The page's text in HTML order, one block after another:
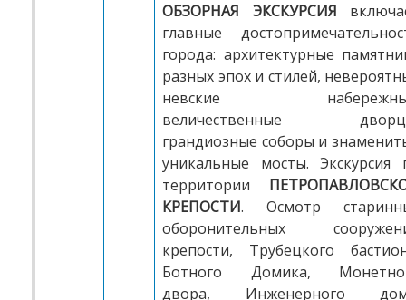
ОБЗОРНАЯ ЭКСКУРСИЯ
главные
города: архитектурные
разных эпох и стилей,
невские
величественные
грандиозные соборы и
уникальные мосты. Экскурсия
территории
КРЕПОСТИ. Осмотр
оборонительных
крепости, Трубецкого
Ботного Домика,
двора, Инженерного